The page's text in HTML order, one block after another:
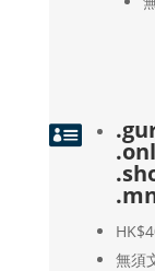

無須